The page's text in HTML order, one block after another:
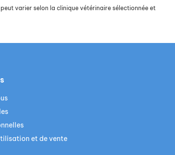
varier selon la clinique vétérinaire sélectionnée et
et de vente